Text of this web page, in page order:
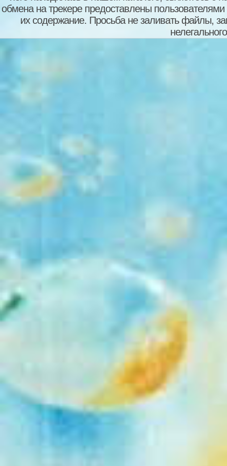
обмена на трекере предоставлены пользователями
их содержание. Просьба не заливать файлы,